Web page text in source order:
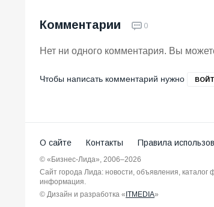
Комментарии 0
Нет ни одного комментария. Вы
Чтобы написать комментарий нужно
О сайте Контакты Правила
© «Бизнес-Лида», 2006–2026
Сайт города Лида: новости, объявления,
информация.
© Дизайн и разработка « ITMEDIA»